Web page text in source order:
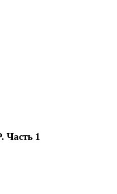
Часть 1